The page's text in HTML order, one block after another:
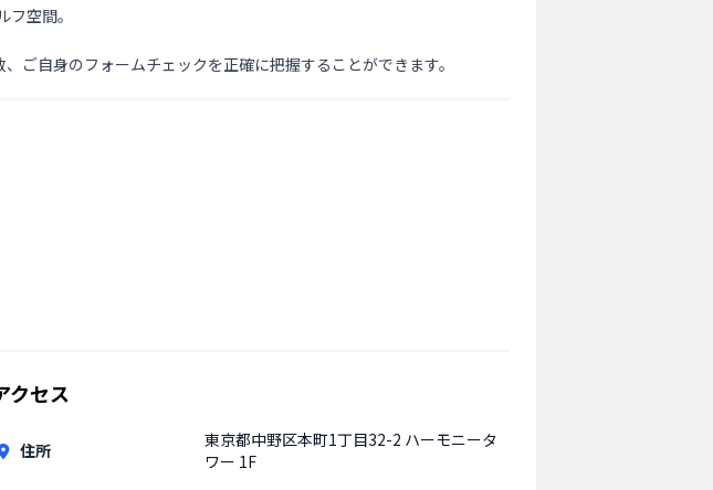
空間。
ご自身のフォームチェックを正確に把握することができます。
クセス
住所
東京都中野区本町1丁目32-2 ハーモニータ
ワー 1F